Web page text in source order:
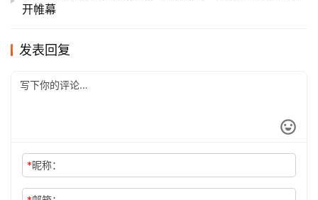
开帷幕
发表回复
*昵称：